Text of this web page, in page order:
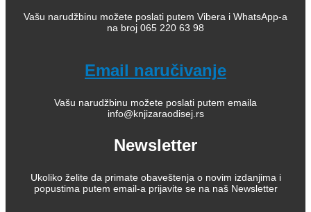
Vašu narudžbinu možete poslati putem Vibera i WhatsApp-a
na broj 065 220 63 98
Email naručivanje
Vašu narudžbinu možete poslati putem emaila
info@knjizaraodisej.rs
Newsletter
Ukoliko želite da primate obaveštenja o novim izdanjima i
popustima putem email-a prijavite se na naš Newsletter